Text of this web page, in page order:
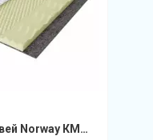
Матрац топер Норвей Norway КММ Scandi